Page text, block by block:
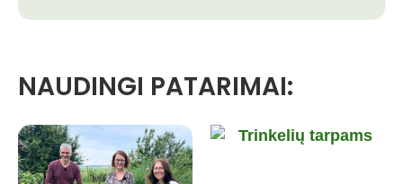
NAUDINGI PATARIMAI: